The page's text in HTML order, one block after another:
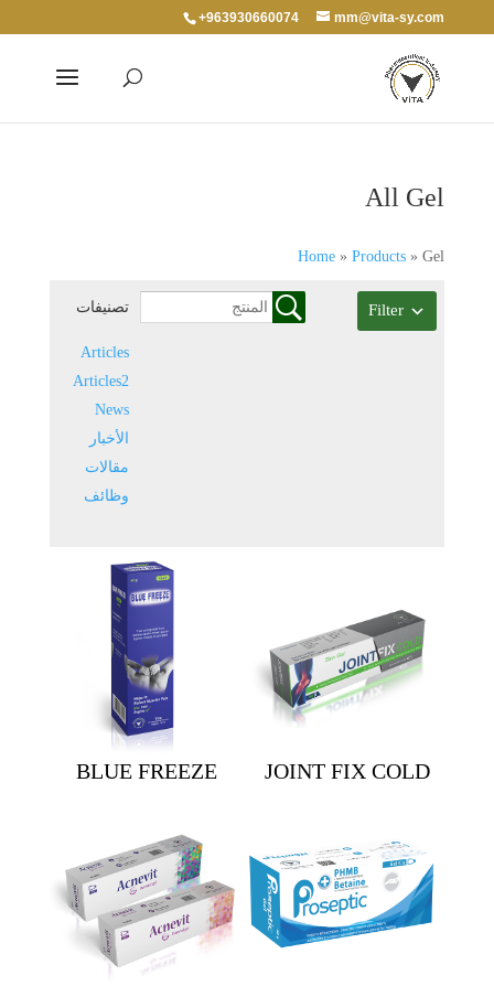
+963930660074 mm@vita-sy.com
All Gel
Home »Products »Gel
تصنيفات
Articles
Articles2
News
الأخبار
مقالات
وظائف
Filter
BLUE FREEZE JOINT FIX COLD